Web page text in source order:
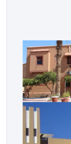
في إطار
من الوعود